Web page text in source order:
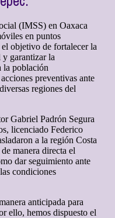
(IMSS) en Oaxaca
en puntos
objetivo de fortalecer la
y garantizar la
la población
preventivas ante
regiones del
Gabriel Padrón Segura
licenciado Federico
a la región Costa
manera directa el
dar seguimiento ante
condiciones
anticipada para
ello, hemos dispuesto el